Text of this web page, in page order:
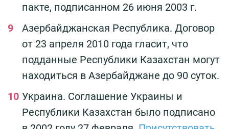
пакте, подписанном 26 июня 2003 г.
Азербайджанская Республика. Договор
от 23 апреля 2010 года гласит, что
подданные Республики Казахстан могут
находиться в Азербайджане до 90 суток.
Украина. Соглашение Украины и
Республики Казахстан было подписано